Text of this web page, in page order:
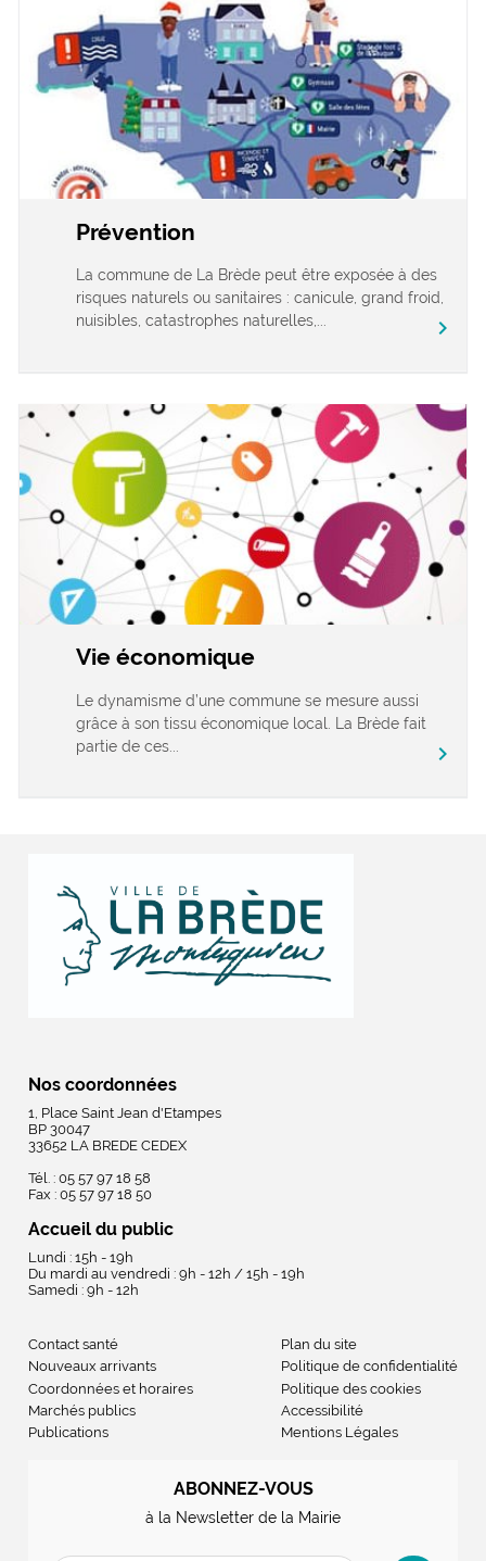
Prévention
La commune de La Brède peut être exposée à des
risques naturels ou sanitaires : canicule, grand froid,
nuisibles, catastrophes naturelles,...
chevron_right
Vie économique
Le dynamisme d’une commune se mesure aussi
grâce à son tissu économique local. La Brède fait
partie de ces...
chevron_right
Nos coordonnées
1, Place Saint Jean d'Etampes
BP 30047
33652 LA BREDE CEDEX
Tél. : 05 57 97 18 58
Fax : 05 57 97 18 50
Accueil du public
Lundi : 15h - 19h
Du mardi au vendredi : 9h - 12h / 15h - 19h
Samedi : 9h - 12h
Contact santé
Nouveaux arrivants
Coordonnées et horaires
Marchés publics
Publications
Plan du site
Politique de confidentialité
Politique des cookies
Accessibilité
Mentions Légales
ABONNEZ-VOUS
à la Newsletter de la Mairie